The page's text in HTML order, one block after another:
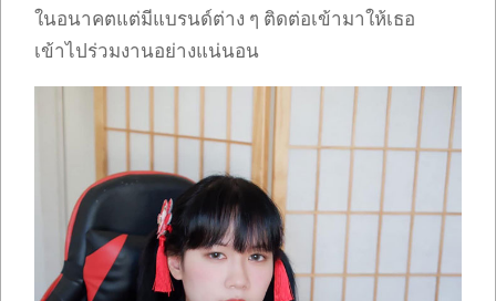
ในอนาคตแต่มีแบรนด์ต่าง ๆ ติดต่อเข้ามาให้เธอ
เข้าไปร่วมงานอย่างแน่นอน